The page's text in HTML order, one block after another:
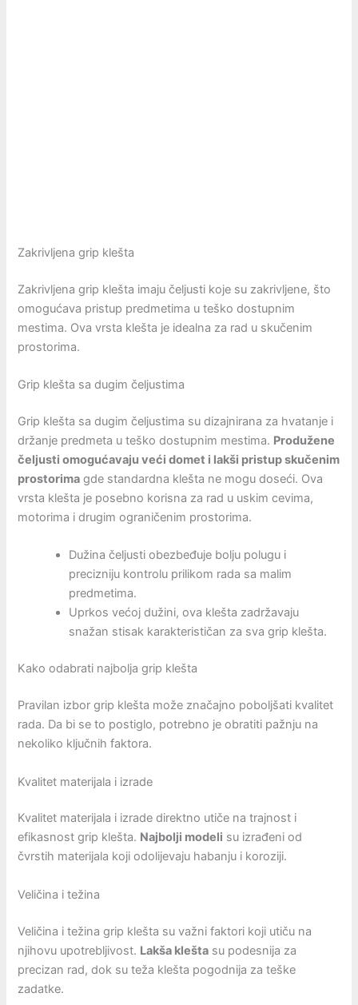
Zakrivljena grip klešta
Zakrivljena grip klešta imaju čeljusti koje su zakrivljene, što
omogućava pristup predmetima u teško dostupnim
mestima. Ova vrsta klešta je idealna za rad u skučenim
prostorima.
Grip klešta sa dugim čeljustima
Grip klešta sa dugim čeljustima su dizajnirana za hvatanje i
držanje predmeta u teško dostupnim mestima. Produžene
čeljusti omogućavaju veći domet i lakši pristup skučenim
prostorima gde standardna klešta ne mogu doseći. Ova
vrsta klešta je posebno korisna za rad u uskim cevima,
motorima i drugim ograničenim prostorima.
Dužina čeljusti obezbeđuje bolju polugu i
precizniju kontrolu prilikom rada sa malim
predmetima.
Uprkos većoj dužini, ova klešta zadržavaju
snažan stisak karakterističan za sva grip klešta.
Kako odabrati najbolja grip klešta
Pravilan izbor grip klešta može značajno poboljšati kvalitet
rada. Da bi se to postiglo, potrebno je obratiti pažnju na
nekoliko ključnih faktora.
Kvalitet materijala i izrade
Kvalitet materijala i izrade direktno utiče na trajnost i
efikasnost grip klešta. Najbolji modeli su izrađeni od
čvrstih materijala koji odolijevaju habanju i koroziji.
Veličina i težina
Veličina i težina grip klešta su važni faktori koji utiču na
njihovu upotrebljivost. Lakša klešta su podesnija za
precizan rad, dok su teža klešta pogodnija za teške
zadatke.